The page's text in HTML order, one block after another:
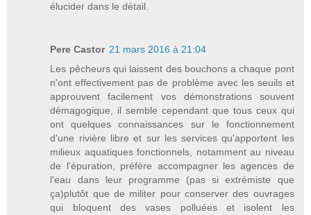
élucider dans le détail.
Pere Castor 21 mars 2016 à 21:04
Les pêcheurs qui laissent des bouchons a chaque pont
n'ont effectivement pas de problème avec les seuils et
approuvent facilement vos démonstrations souvent
démagogique, il semble cependant que tous ceux qui
ont quelques connaissances sur le fonctionnement
d'une rivière libre et sur les services qu'apportent les
milieux aquatiques fonctionnels, notamment au niveau
de l'épuration, préfère accompagner les agences de
l'eau dans leur programme (pas si extrémiste que
ça)plutôt que de militer pour conserver des ouvrages
qui bloquent des vases polluées et isolent les